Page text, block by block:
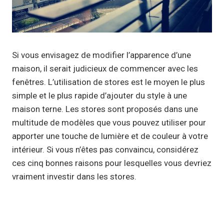
Si vous envisagez de modifier l’apparence d’une
maison, il serait judicieux de commencer avec les
fenêtres. L’utilisation de stores est le moyen le plus
simple et le plus rapide d’ajouter du style à une
maison terne. Les stores sont proposés dans une
multitude de modèles que vous pouvez utiliser pour
apporter une touche de lumière et de couleur à votre
intérieur. Si vous n’êtes pas convaincu, considérez
ces cinq bonnes raisons pour lesquelles vous devriez
vraiment investir dans les stores.